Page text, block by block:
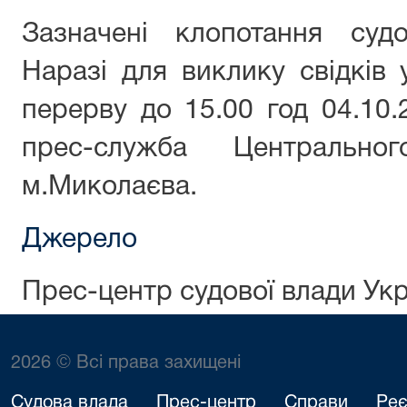
Зазначені клопотання
Наразі для виклику свідків
перерву до 15.00 год
прес-служба
м.Миколаєва.
Джерело
Прес-центр судової влади
2026 © Всі права захищені
Судова влада Прес-центр Справи